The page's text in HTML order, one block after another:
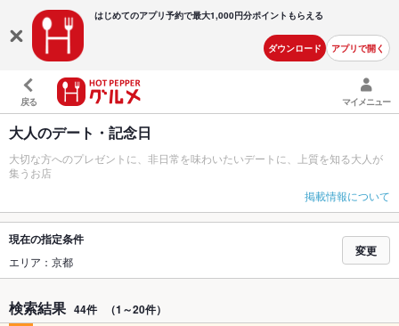
はじめてのアプリ予約で最大1,000円分ポイントもらえる
ダウンロード アプリで開く
戻る マイメニュー
大人のデート・記念日
大切な方へのプレゼントに、非日常を味わいたいデートに、上質を知る大人が
集うお店
掲載情報について
現在の指定条件
エリア：京都
変更
検索結果 44件 （1～20件）